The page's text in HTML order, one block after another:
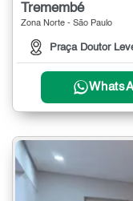
Tremembé
Zona Norte - São Paulo
Praça Doutor